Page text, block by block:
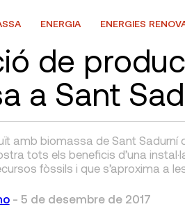
ENERGIA ENERGIES
de
a Sant
amb biomassa de Sant Sadurní
tots els beneficis d’una
fòssils i que s’aproxima a
- 5 de desembre de 2017